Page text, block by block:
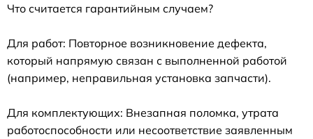
Что считается гарантийным случаем?
Для работ: Повторное возникновение дефекта,
который напрямую связан с выполненной работой
(например, неправильная установка запчасти).
Для комплектующих: Внезапная поломка, утрата
работоспособности или несоответствие заявленным